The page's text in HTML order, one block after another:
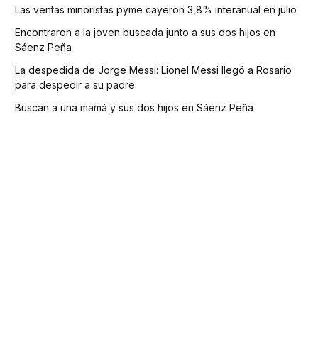
Las ventas minoristas pyme cayeron 3,8% interanual en julio
Encontraron a la joven buscada junto a sus dos hijos en
Sáenz Peña
La despedida de Jorge Messi: Lionel Messi llegó a Rosario
para despedir a su padre
Buscan a una mamá y sus dos hijos en Sáenz Peña